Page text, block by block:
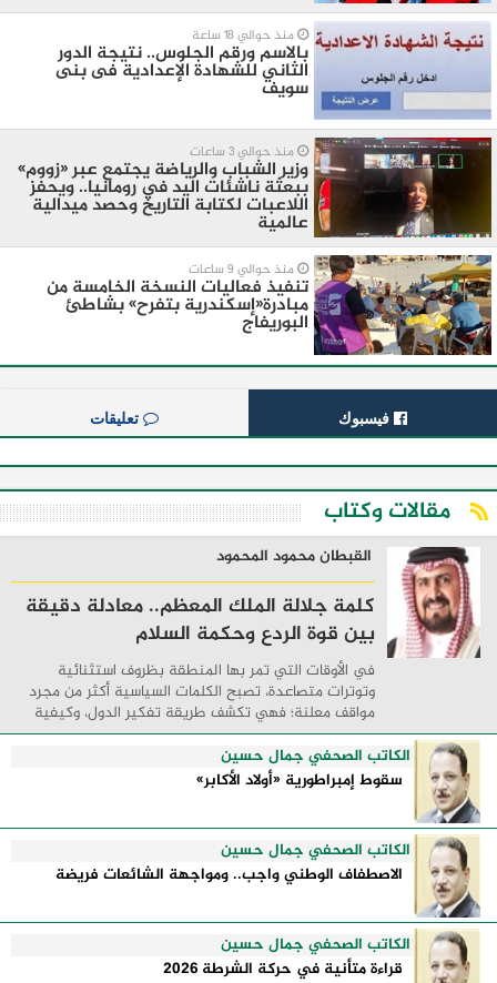
منذ حوالي 18 ساعة
بالاسم ورقم الجلوس.. نتيجة الدور
الثاني للشهادة الإعدادية فى بنى
سويف
منذ حوالي 3 ساعات
وزير الشباب والرياضة يجتمع عبر «زووم»
ببعثة ناشئات اليد في رومانيا.. ويحفز
اللاعبات لكتابة التاريخ وحصد ميدالية
عالمية
منذ حوالي 9 ساعات
تنفيذ فعاليات النسخة الخامسة من
مبادرة«إسكندرية بتفرح» بشاطئ
البوريفاج
فيسبوك تعليقات
مقالات وكتاب
القبطان محمود المحمود
كلمة جلالة الملك المعظم.. معادلة دقيقة
بين قوة الردع وحكمة السلام
في الأوقات التي تمر بها المنطقة بظروف استثنائية
وتوترات متصاعدة، تصبح الكلمات السياسية أكثر من مجرد
مواقف معلنة؛ فهي تكشف طريقة تفكير الدول، وكيفية
إدارتها للأزمات، والحدود التي تفصل بين القوة ...
الكاتب الصحفي جمال حسين
سقوط إمبراطورية «أولاد الأكابر»
الكاتب الصحفي جمال حسين
الاصطفاف الوطني واجب.. ومواجهة الشائعات فريضة
الكاتب الصحفي جمال حسين
قراءة متأنية في حركة الشرطة 2026